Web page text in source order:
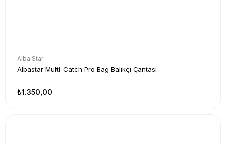
Alba Star
Albastar Multi-Catch Pro Bag Balıkçı Çantası
₺1.350,00